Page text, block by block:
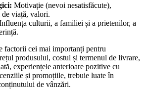
Motivație (nevoi nesatisfăcute),
de viață, valori.
culturii, a familiei și a prietenilor, a
factorii cei mai importanți pentru
produsului, costul și termenul de livrare,
experiențele anterioare pozitive cu
și promoțiile, trebuie luate în
de vânzări.